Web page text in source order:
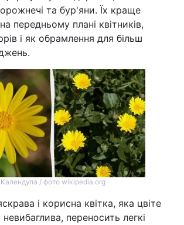
та бур'яни. Їх краще
передньому плані квітників,
і як обрамлення для більш
Календула / фото wikipedia.org
і корисна квітка, яка цвіте
переносить легкі